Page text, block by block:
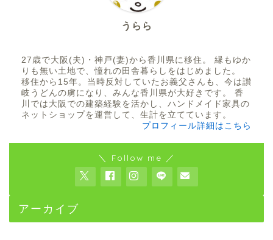
うらら
27歳で大阪(夫)・神戸(妻)から香川県に移住。 縁もゆか
りも無い土地で、憧れの田舎暮らしをはじめました。
移住から15年。当時反対していたお義父さんも、今は讃
岐うどんの虜になり、みんな香川県が大好きです。 香
川では大阪での建築経験を活かし、ハンドメイド家具の
ネットショップを運営して、生計を立てています。
プロフィール詳細はこちら
＼ Follow me ／
アーカイブ